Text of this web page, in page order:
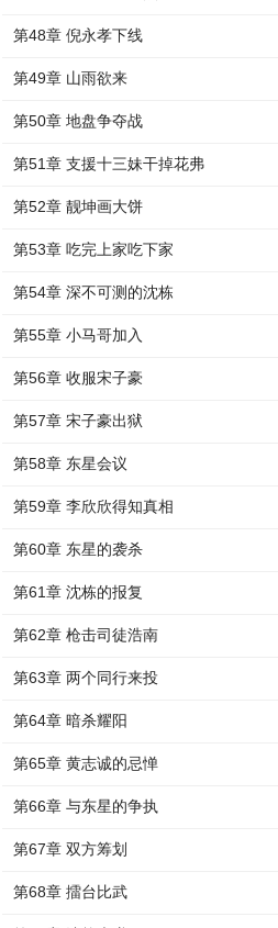
第48章 倪永孝下线
第49章 山雨欲来
第50章 地盘争夺战
第51章 支援十三妹干掉花弗
第52章 靓坤画大饼
第53章 吃完上家吃下家
第54章 深不可测的沈栋
第55章 小马哥加入
第56章 收服宋子豪
第57章 宋子豪出狱
第58章 东星会议
第59章 李欣欣得知真相
第60章 东星的袭杀
第61章 沈栋的报复
第62章 枪击司徒浩南
第63章 两个同行来投
第64章 暗杀耀阳
第65章 黄志诚的忌惮
第66章 与东星的争执
第67章 双方筹划
第68章 擂台比武